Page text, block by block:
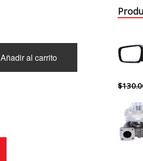
Añadir al carrito
$